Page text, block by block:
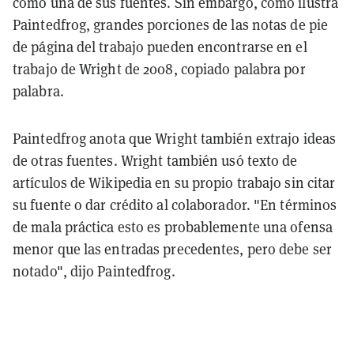
Paintedfrog, grandes porciones de las notas de pie
de página del trabajo pueden encontrarse en el
trabajo de Wright de 2008, copiado palabra por
palabra.
Paintedfrog anota que Wright también extrajo ideas
de otras fuentes. Wright también usó texto de
artículos de Wikipedia en su propio trabajo sin citar
su fuente o dar crédito al colaborador. "En términos
de mala práctica esto es probablemente una ofensa
menor que las entradas precedentes, pero debe ser
notado", dijo Paintedfrog.